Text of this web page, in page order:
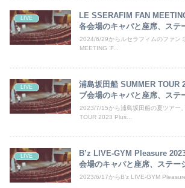
LIVE
LE SSERAFIM FAN
各会場のキャパと座席、ステ
2024/6/29からルセラフィムのファン
MEETING ‘F...
LIVE
浦島坂田船 SUMMER TOUR
ブ会場のキャパと座席、ステ
2023/7/15から浦島坂田船の夏ツアー
TOUR 2023 Plus...
LIVE
B’z LIVE-GYM Pleasure
会場のキャパと座席、ステー
2023/6/17からB’z LIVE-GYM